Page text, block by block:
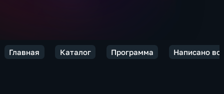
Главная Каталог Программа Написано